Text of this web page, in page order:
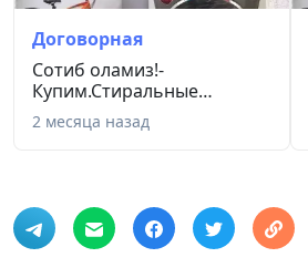
Договорная
Сотиб оламиз!-
Купим.Стиральные
машины.Холодильники...
2 месяца назад